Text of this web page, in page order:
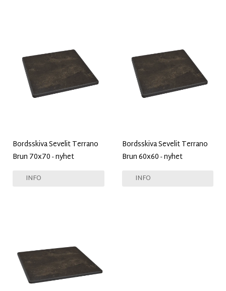
Bordsskiva Sevelit Terrano
Brun 70x70 - nyhet
INFO
Bordsskiva Sevelit Terrano
Brun 60x60 - nyhet
INFO